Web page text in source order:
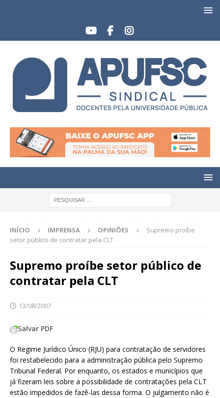
INÍCIO IMPRENSA OPINIÕES
Supremo proíbe
setor público de contratar pela CLT
Supremo proíbe setor público de
contratar pela CLT
13/08/2007
Salvar PDF
O Regime Jurídico Único (RJU) para contratação de servidores
foi restabelecido para a administração pública pelo Supremo
Tribunal Federal. Por enquanto, os estados e municípios que
já fizeram leis sobre a possibilidade de contratações pela CLT
estão impedidos de fazê-las dessa forma. O julgamento não é